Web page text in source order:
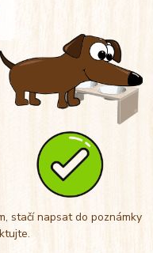
stačí napsat do poznámky